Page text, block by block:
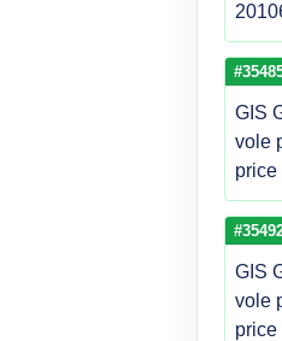
GIS
vole
price
GIS
vole
price